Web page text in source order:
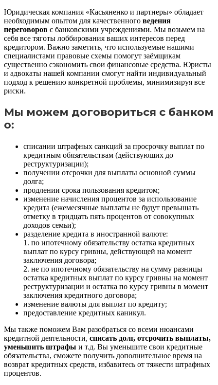
Юридическая компания «Касьяненко и партнеры» обладает
необходимым опытом для качественного ведения
переговоров с банковскими учреждениями. Мы возьмем на
себя все тяготы лоббирования ваших интересов перед
кредитором. Важно заметить, что используемые нашими
специалистами правовые схемы помогут заёмщикам
существенно сэкономить свои финансовые средства. Юристы
и адвокаты нашей компании смогут найти индивидуальный
подход к решению конкретной проблемы, минимизируя все
риски.
Мы можем договориться с банком
о:
списании штрафных санкций за просрочку выплат по
кредитным обязательствам (действующих до
реструктуризации);
получении отсрочки для выплаты основной суммы
долга;
продлении срока пользования кредитом;
изменение начисления процентов за использование
кредита (ежемесячные выплаты не будут превышать
отметку в тридцать пять процентов от совокупных
доходов семьи);
разделение кредита в иностранной валюте:
1. по ипотечному обязательству остатка кредитных
выплат по курсу гривны, действующей на момент
заключения договора;
2. не по ипотечному обязательству на сумму разницы
остатка кредитных выплат по курсу гривны на момент
реструктуризации и остатка по курсу гривны в момент
заключения кредитного договора;
изменение валюты для выплат по кредиту;
предоставление кредитных каникул.
Мы также поможем Вам разобраться со всеми нюансами
кредитной деятельности, списать долг, отсрочить выплаты,
уменьшить штрафы и т.д. Вы уменьшите свои кредитные
обязательства, сможете получить дополнительное время на
возврат кредитных средств, избавитесь от тяжести штрафных
процентов.